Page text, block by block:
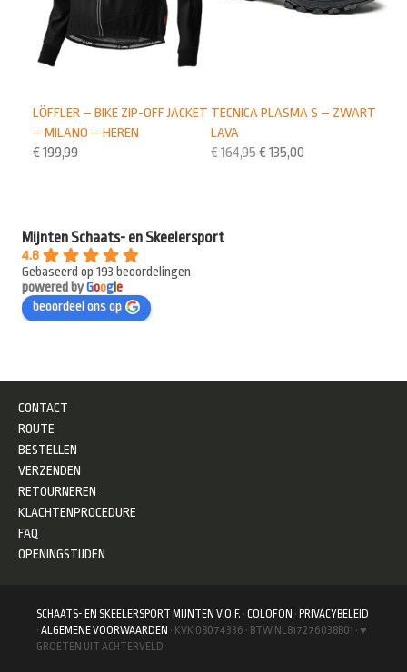
TECNICA PLASMA S – ZWART
LAVA
€164,95€ 135,00
LÖFFLER – BIKE ZIP-OFF JACKET
– MILANO – HEREN
€ 199,99
Mijnten Schaats- en Skeelersport
4.8
Gebaseerd op 193 beoordelingen
powered byGooge
beoordeel ons op
CONTACT
ROUTE
BESTELLEN
VERZENDEN
RETOURNEREN
KLACHTENPROCEDURE
FAQ
OPENINGSTIJDEN
SCHAATS- EN SKEELERSPORT MIJNTEN V.O.F. · COLOFON · PRIVACYBELEID
· ALGEMENE VOORWAARDEN · KVK 08074336 · BTW NL817276038B01 · ♥
GROETEN UIT ACHTERVELD